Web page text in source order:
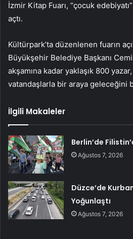
İzmir Kitap Fuarı, “çocuk edebiyatı”
açtı.
Kültürpark’ta düzenlenen fuarın
Büyükşehir Belediye Başkanı
akşamına kadar yaklaşık 800
vatandaşlarla bir araya geleceğini
İlgili Makaleler
Berlin’de
Ağustos 7, 2026
Düzce’de
Yoğunlaştı
Ağustos 7, 2026